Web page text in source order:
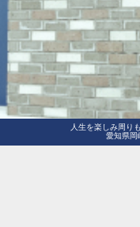
人生を楽しみ周り
愛知県岡